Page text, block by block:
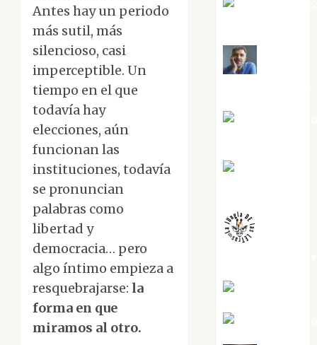
Antes hay un periodo
más sutil, más
silencioso, casi
imperceptible. Un
tiempo en el que
todavía hay
elecciones, aún
funcionan las
instituciones, todavía
se pronuncian
palabras como
libertad y
democracia… pero
algo íntimo empieza a
resquebrajarse: la
forma en que
miramos al otro.